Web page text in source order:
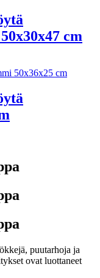
cm
puutarhoja ja
ovat luottaneet